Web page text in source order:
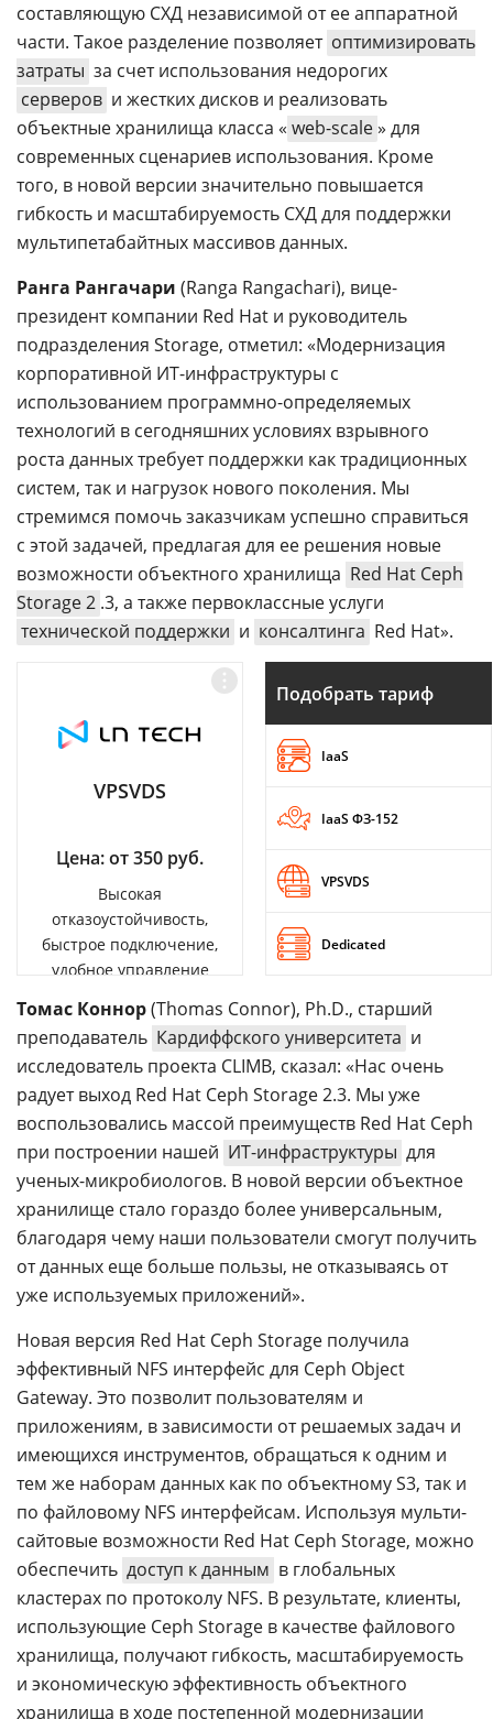
составляющую СХД независимой от ее аппаратной
части. Такое разделение позволяет оптимизировать
затраты за счет использования недорогих
серверов и жестких дисков и реализовать
объектные хранилища класса « web-scale» для
современных сценариев использования. Кроме
того, в новой версии значительно повышается
гибкость и масштабируемость СХД для поддержки
мультипетабайтных массивов данных.
Ранга Рангачари (Ranga Rangachari), вице-
президент компании Red Hat и руководитель
подразделения Storage, отметил: «Модернизация
корпоративной ИТ-инфраструктуры с
использованием программно-определяемых
технологий в сегодняшних условиях взрывного
роста данных требует поддержки как традиционных
систем, так и нагрузок нового поколения. Мы
стремимся помочь заказчикам успешно справиться
с этой задачей, предлагая для ее решения новые
возможности объектного хранилища Red Hat Ceph
Storage 2 .3, а также первоклассные услуги
технической поддержки и консалтинга Red Hat».
VPSVDS
Цена: от 350 руб.
Высокая
отказоустойчивость,
быстрое подключение,
удобное управление
Подобрать тариф
IaaS
IaaS ФЗ-152
VPSVDS
Dedicated
Томас Коннор(Thomas Connor), Ph.D., старший
преподаватель Кардиффского университета и
исследователь проекта CLIMB, сказал: «Нас очень
радует выход Red Hat Ceph Storage 2.3. Мы уже
воспользовались массой преимуществ Red Hat Ceph
при построении нашей ИТ-инфраструктуры для
ученых-микробиологов. В новой версии объектное
хранилище стало гораздо более универсальным,
благодаря чему наши пользователи смогут получить
от данных еще больше пользы, не отказываясь от
уже используемых приложений».
Новая версия Red Hat Ceph Storage получила
эффективный NFS интерфейс для Ceph Object
Gateway. Это позволит пользователям и
приложениям, в зависимости от решаемых задач и
имеющихся инструментов, обращаться к одним и
тем же наборам данных как по объектному S3, так и
по файловому NFS интерфейсам. Используя мульти-
сайтовые возможности Red Hat Ceph Storage, можно
обеспечить доступ к данным в глобальных
кластерах по протоколу NFS. В результате, клиенты,
использующие Ceph Storage в качестве файлового
хранилища, получают гибкость, масштабируемость
и экономическую эффективность объектного
хранилища в ходе постепенной модернизации